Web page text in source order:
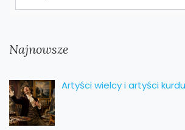
Najnowsze
Artyści wielcy i artyści